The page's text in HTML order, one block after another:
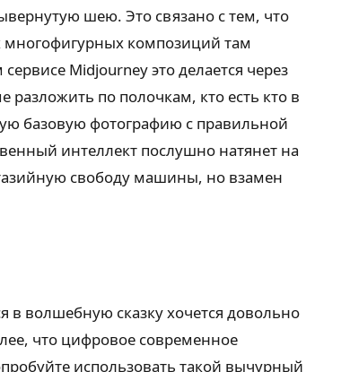
шею. Это связано с тем, что
композиций там
Midjourney это делается через
по полочкам, кто есть кто в
базовую фотографию с правильной
интеллект послушно натянет на
свободу машины, но взамен
в волшебную сказку хочется довольно
что цифровое современное
использовать такой вычурный